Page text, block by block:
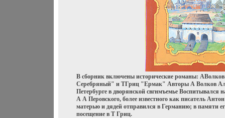
В сборник включены исторические романы:
Серебряный" и ТГриц "Ермак" Авторы А Волков
Петербурге в дворянской свгнмъемье Воспитывался
А А Перовского, более известного как писатель
матерью и дядей отправился в Германию; в памяти
посещение в Т Гриц.